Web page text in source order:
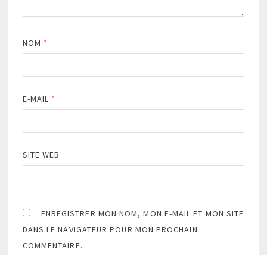
NOM *
E-MAIL *
SITE WEB
ENREGISTRER MON NOM, MON E-MAIL ET MON SITE
DANS LE NAVIGATEUR POUR MON PROCHAIN
COMMENTAIRE.